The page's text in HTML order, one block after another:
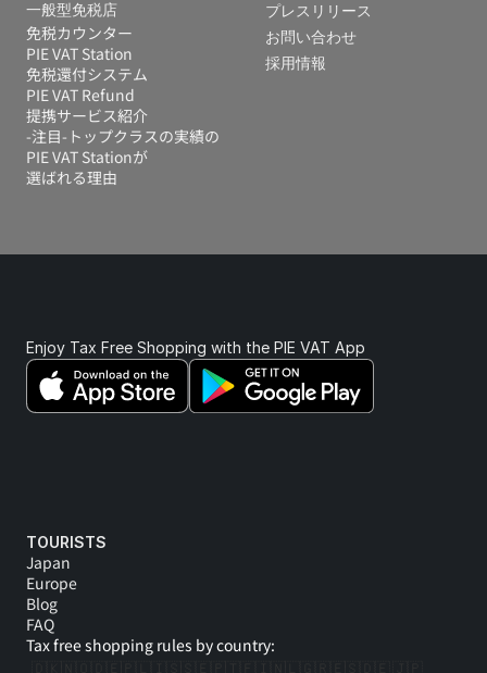
一般型免税店
免税カウンター
PIE VAT Station
免税還付システム
PIE VAT Refund
提携サービス紹介
-注目-トップクラスの実績の
PIE VAT Stationが
選ばれる理由
プレスリリース
お問い合わせ
採用情報
Enjoy Tax Free Shopping with the PIE VAT App
TOURISTS
Japan
Europe
Blog
FAQ
Tax free shopping rules by country: